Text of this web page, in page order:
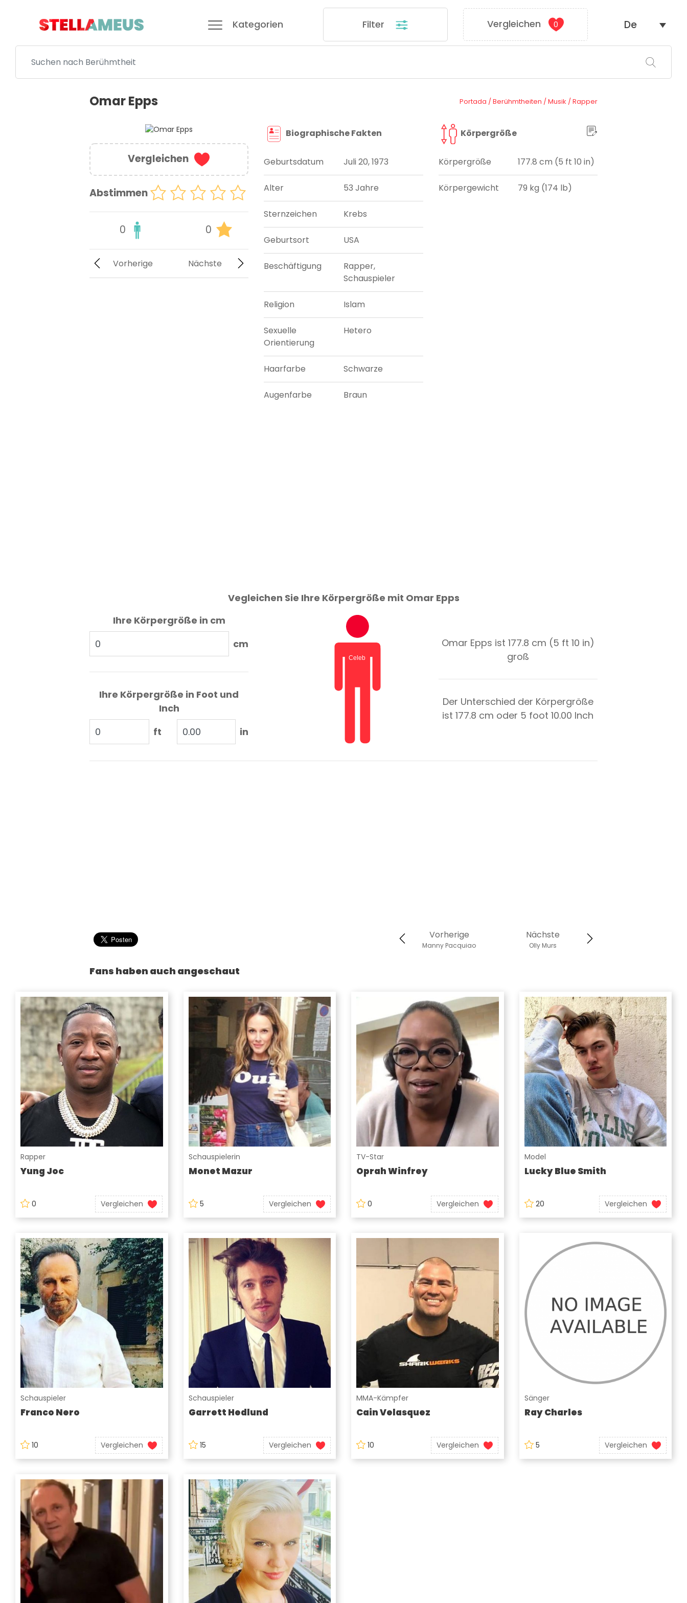
Kategorien Filter Vergleichen 0 De
Omar Epps Portada /Berühmtheiten /Musik /Rapper
Vergleichen
Abstimmen
0 0
Nächste
Vorherige
Biographische Fakten
Geburtsdatum Juli 20, 1973
Alter 53 Jahre
Sternzeichen Krebs
Geburtsort USA
Beschäftigung
Rapper,
Schauspieler
Religion Islam
Sexuelle
Orientierung
Hetero
Haarfarbe Schwarze
Augenfarbe Braun
Körpergröße
Körpergröße 177.8 cm (5 ft 10 in)
Körpergewicht 79 kg (174 lb)
Vegleichen Sie Ihre Körpergröße mit Omar Epps
Ihre Körpergröße in cm
cm
Ihre Körpergröße in Foot und
Inch
ft
in
Omar Epps ist 177.8 cm (5 ft 10 in)
groß
Der Unterschied der Körpergröße
ist177.8 cm oder 5 foot10.00 Inch
Nächste
Olly Murs
Vorherige
Manny Pacquiao
Fans haben auch angeschaut
Rapper
Yung Joc
0 Vergleichen
Schauspielerin
Monet Mazur
5 Vergleichen
TV-Star
Oprah Winfrey
0 Vergleichen
Model
Lucky Blue Smith
20 Vergleichen
Schauspieler
Franco Nero
10 Vergleichen
Schauspieler
Garrett Hedlund
15 Vergleichen
MMA-Kämpfer
Cain Velasquez
10 Vergleichen
Sänger
Ray Charles
5 Vergleichen